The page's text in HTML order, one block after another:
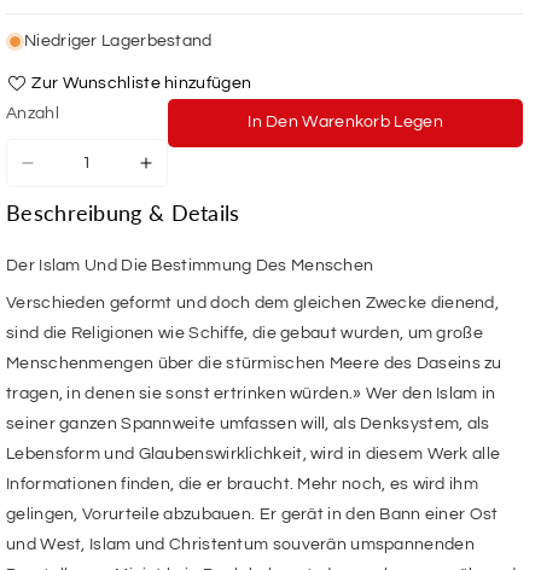
Niedriger Lagerbestand
Zur Wunschliste hinzufügen
Anzahl
Verringere
Menge
Der
Und
Die
Bestimmung
Menschen
Erhöhe
Menge
Der
Und
Die
Bestimmung
Menschen
In Den Warenkorb Legen
Beschreibung & Details
Der Islam Und Die Bestimmung Des Menschen
Verschieden geformt und doch dem gleichen Zwecke dienend,
sind die Religionen wie Schiffe, die gebaut wurden, um große
Menschenmengen über die stürmischen Meere des Daseins zu
tragen, in denen sie sonst ertrinken würden.» Wer den Islam in
seiner ganzen Spannweite umfassen will, als Denksystem, als
Lebensform und Glaubenswirklichkeit, wird in diesem Werk alle
Informationen finden, die er braucht. Mehr noch, es wird ihm
gelingen, Vorurteile abzubauen. Er gerät in den Bann einer Ost
und West, Islam und Christentum souverän umspannenden